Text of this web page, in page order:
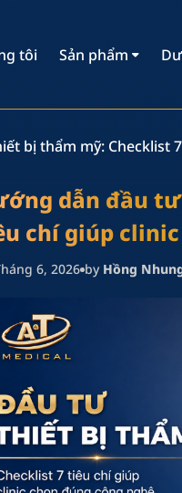
tôi Sản phẩm
bị thẩm mỹ: Checklist
dẫn đầu
chí giúp
6, 2026 byHồng